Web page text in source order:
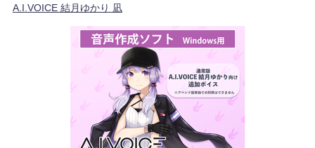
A.I.VOICE 結月ゆかり 凪